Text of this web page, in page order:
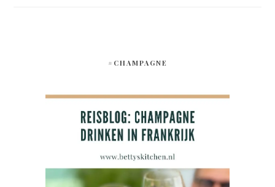
#CHAMPAGNE